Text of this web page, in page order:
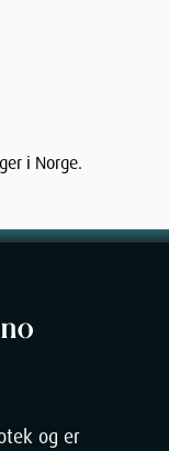
i Norge.
og er